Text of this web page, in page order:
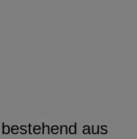
aus